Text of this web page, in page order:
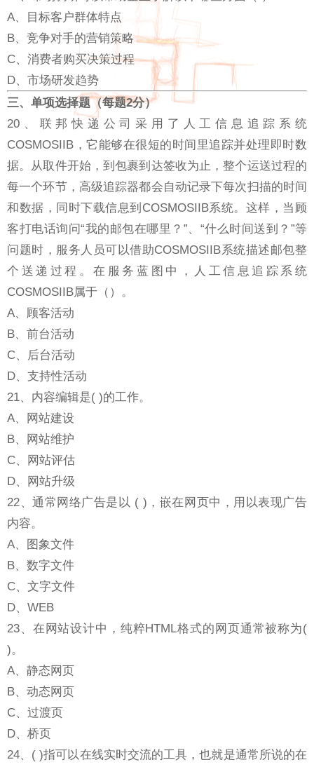
A、目标客户群体特点
B、竞争对手的营销策略
C、消费者购买决策过程
D、市场研发趋势
三、单项选择题（每题2分）
20、联邦快递公司采用了人工信息追踪系统
COSMOSIIB，它能够在很短的时间里追踪并处理即时数
据。从取件开始，到包裹到达签收为止，整个运送过程的
每一个环节，高级追踪器都会自动记录下每次扫描的时间
和数据，同时下载信息到COSMOSIIB系统。这样，当顾
客打电话询问“我的邮包在哪里？”、“什么时间送到？”等
问题时，服务人员可以借助COSMOSIIB系统描述邮包整
个送递过程。在服务蓝图中，人工信息追踪系统
COSMOSIIB属于（）。
A、顾客活动
B、前台活动
C、后台活动
D、支持性活动
21、内容编辑是( )的工作。
A、网站建设
B、网站维护
C、网站评估
D、网站升级
22、通常网络广告是以 ( )，嵌在网页中，用以表现广告
内容。
A、图象文件
B、数字文件
C、文字文件
D、WEB
23、在网站设计中，纯粹HTML格式的网页通常被称为(
)。
A、静态网页
B、动态网页
C、过渡页
D、桥页
24、( )指可以在线实时交流的工具，也就是通常所说的在